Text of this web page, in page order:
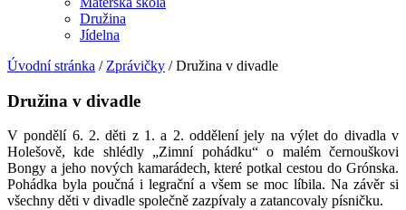
Družina
Jídelna
Úvodní stránka / Zprávičky /Družina v divadle
Družina v divadle
V pondělí 6. 2. děti z 1. a 2. oddělení jely na výlet do divadla v
Holešově, kde shlédly „Zimní pohádku“ o malém černouškovi
Bongy a jeho nových kamarádech, které potkal cestou do Grónska.
Pohádka byla poučná i legrační a všem se moc líbila. Na závěr si
všechny děti v divadle společně zazpívaly a zatancovaly písničku.